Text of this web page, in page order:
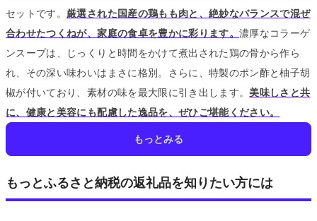
セットです。 厳選された国産の鶏もも肉と、絶妙なバランスで混ぜ
合わせたつくねが、家庭の食卓を豊かに彩ります。濃厚なコラーゲ
ンスープは、じっくりと時間をかけて煮出された鶏の骨から作ら
れ、その深い味わいはまさに格別。
さらに、特製のポン酢と柚子胡
椒が付いており、素材の味を最大限に引き出します。美味しさと共
に、健康と美容にも配慮した逸品を、ぜひご堪能ください。
もっとみる
もっとふるさと納税の返礼品を知りたい方には